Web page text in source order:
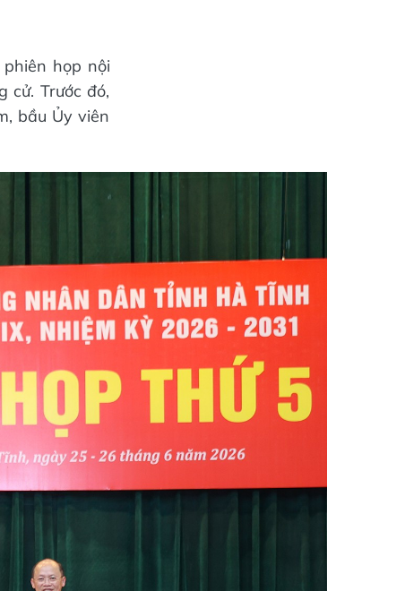
họp nội
cử. Trước đó,
bầu Ủy viên